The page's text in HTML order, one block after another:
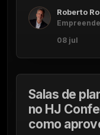
Roberto
08 jul
Salas de
no HJ
como